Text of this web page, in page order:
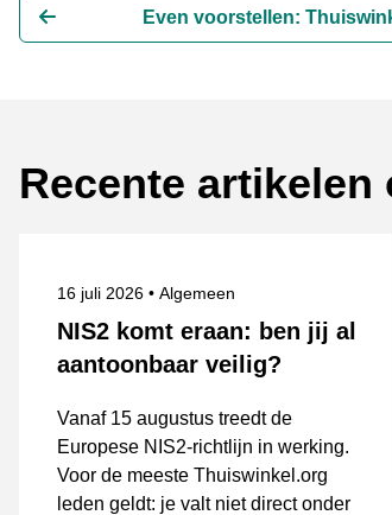
Even voorstellen:
Recente
NIS2 komt eraan: ben jij al
aantoonbaar veilig?
Gepubliceerd op
16 juli 2026 Onderwerpen
Algemeen
Vanaf 15 augustus treedt de
Europese NIS2-richtlijn in werking.
Voor de meeste Thuiswinkel.org
leden geldt: je valt niet direct onder